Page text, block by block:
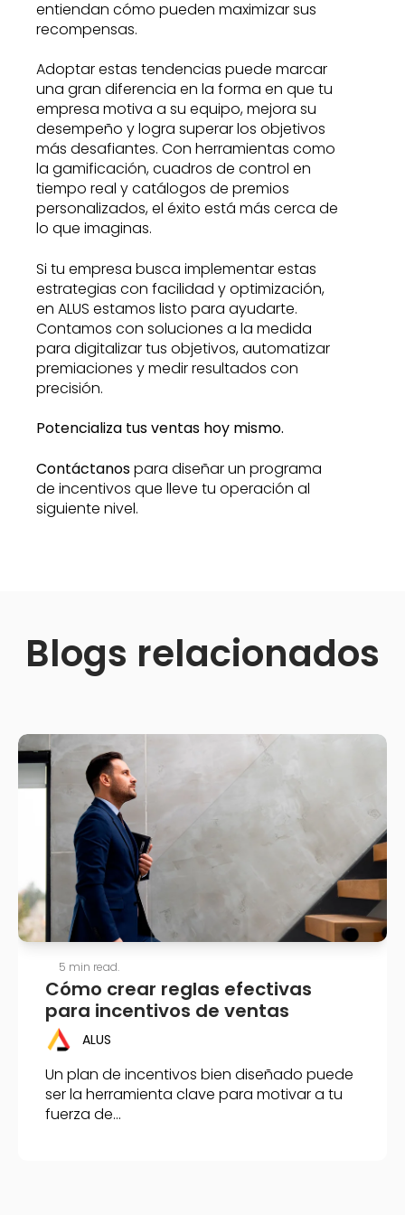
entiendan cómo pueden maximizar sus
recompensas.
Adoptar estas tendencias puede marcar
una gran diferencia en la forma en que tu
empresa motiva a su equipo, mejora su
desempeño y logra superar los objetivos
más desafiantes. Con herramientas como
la gamificación, cuadros de control en
tiempo real y catálogos de premios
personalizados, el éxito está más cerca de
lo que imaginas.
Si tu empresa busca implementar estas
estrategias con facilidad y optimización,
en ALUS estamos listo para ayudarte.
Contamos con soluciones a la medida
para digitalizar tus objetivos, automatizar
premiaciones y medir resultados con
precisión.
Potencializa tus ventas hoy mismo.
Contáctanospara diseñar un programa
de incentivos que lleve tu operación al
siguiente nivel.
Blogs relacionados
5 min read.
Cómo crear reglas efectivas
para incentivos de ventas
ALUS
Un plan de incentivos bien diseñado puede
ser la herramienta clave para motivar a tu
fuerza de...